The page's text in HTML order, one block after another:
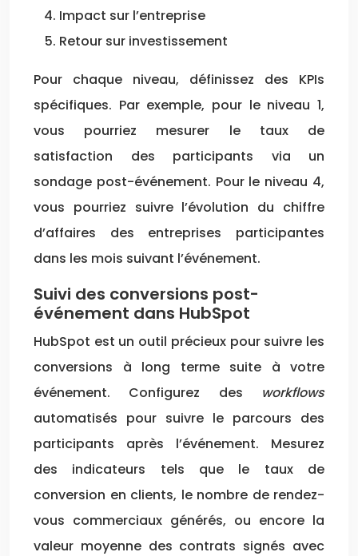
Impact sur l’entreprise
Retour sur investissement
Pour chaque niveau, définissez des KPIs
spécifiques. Par exemple, pour le niveau 1,
vous pourriez mesurer le taux de
satisfaction des participants via un
sondage post-événement. Pour le niveau 4,
vous pourriez suivre l’évolution du chiffre
d’affaires des entreprises participantes
dans les mois suivant l’événement.
Suivi des conversions post-
événement dans HubSpot
HubSpot est un outil précieux pour suivre les
conversions à long terme suite à votre
événement. Configurez des workflows
automatisés pour suivre le parcours des
participants après l’événement. Mesurez
des indicateurs tels que le taux de
conversion en clients, le nombre de rendez-
vous commerciaux générés, ou encore la
valeur moyenne des contrats signés avec